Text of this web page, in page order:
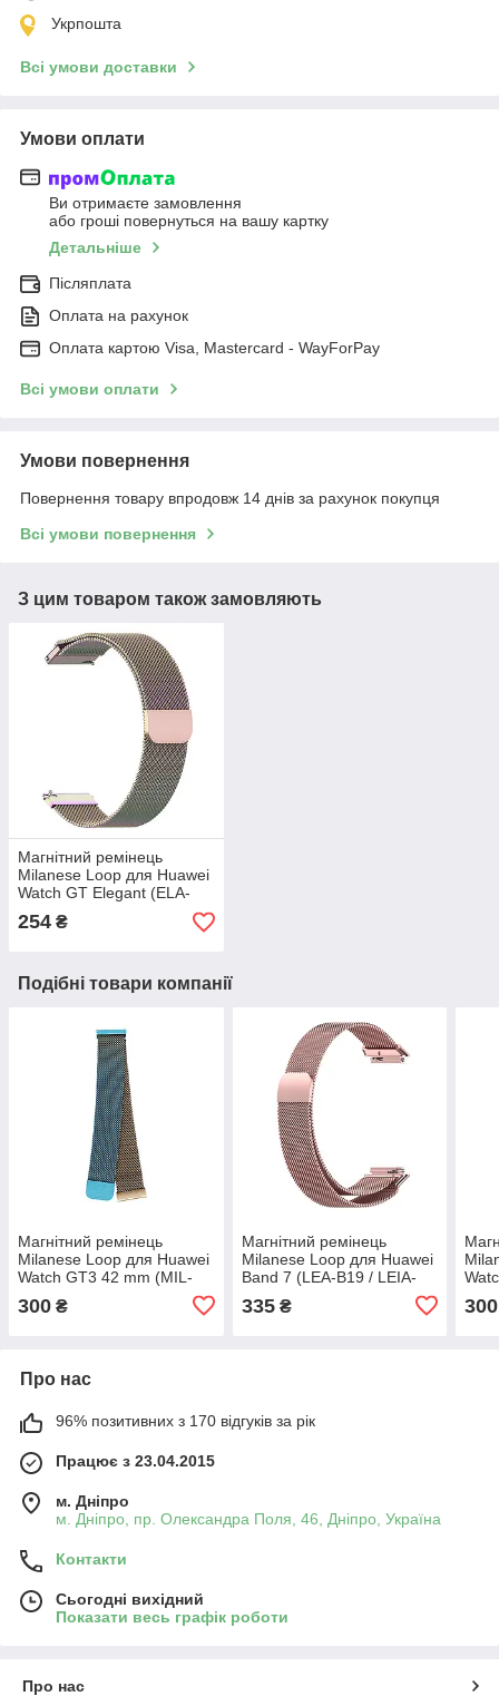
Укрпошта
Всі умови доставки
Умови оплати
Ви отримаєте замовлення
або гроші повернуться на вашу картку
Детальніше
Післяплата
Оплата на рахунок
Оплата картою Visa, Mastercard - WayForPay
Всі умови оплати
Умови повернення
Повернення товару впродовж 14 днів за рахунок покупця
Всі умови повернення
З цим товаром також замовляють
Магнітний ремінець
Milanese Loop для Huawei
Watch GT Elegant (ELA-
райдужний
254 ₴
Подібні товари компанії
Магнітний ремінець
Milanese Loop для Huawei
Watch GT3 42 mm (MIL-
синьо-жовтий
300 ₴
Магнітний ремінець
Milanese Loop для Huawei
Band 7 (LEA-B19 / LEIA-
рожевий
335₴ 300
Про нас
96% позитивних з 170 відгуків за рік
Працює з 23.04.2015
м. Дніпро
м. Дніпро, пр. Олександра Поля, 46, Дніпро, Україна
Контакти
Сьогодні вихідний
Показати весь графік роботи
Про нас